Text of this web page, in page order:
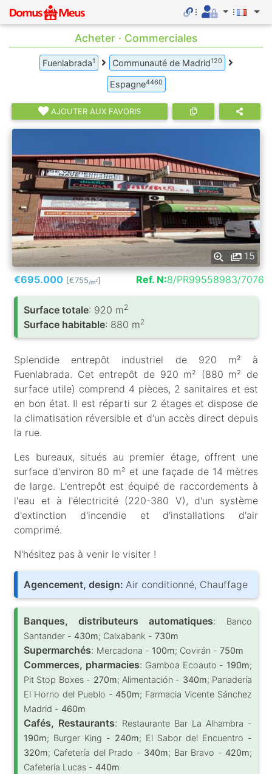
Acheter · Commerciales
Fuenlabrada1 Communauté de Madrid120
Espagne4460
AJOUTER AUX FAVORIS
15
€695.000 [€755/m2] Ref. N:8/PR99558983/7076
Surface totale: 920 m2
Surface habitable: 880 m2
Splendide entrepôt industriel de 920 m² à
Fuenlabrada. Cet entrepôt de 920 m² (880 m² de
surface utile) comprend 4 pièces, 2 sanitaires et est
en bon état. Il est réparti sur 2 étages et dispose de
la climatisation réversible et d'un accès direct depuis
la rue.
Les bureaux, situés au premier étage, offrent une
surface d'environ 80 m² et une façade de 14 mètres
de large. L'entrepôt est équipé de raccordements à
l'eau et à l'électricité (220-380 V), d'un système
d'extinction d'incendie et d'installations d'air
comprimé.
N'hésitez pas à venir le visiter !
Agencement, design: Air conditionné, Chauffage
Banques, distributeurs automatiques:
Banco
Santander - 430m; Caixabank - 730m
Supermarchés: Mercadona - 100m; Covirán - 750m
Commerces, pharmacies: Gamboa Ecoauto - 190m;
Pit Stop Boxes - 270m; Alimentación - 340m; Panadería
El Horno del Pueblo -450m; Farmacia Vicente Sánchez
Madrid - 460m
Cafés, Restaurants: Restaurante Bar La Alhambra -
190m; Burger King - 240m; El Sabor del Encuentro -
320m; Cafetería del Prado - 340m; Bar Bravo -420m;
Cafetería Lucas - 440m